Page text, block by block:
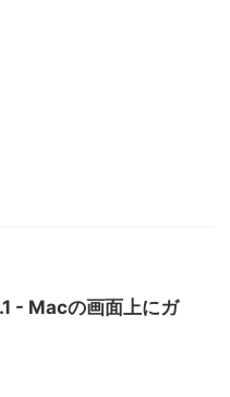
- Macの画面上にガ